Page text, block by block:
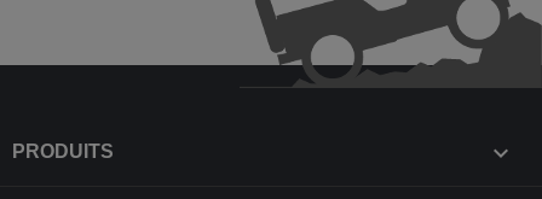
PRODUITS 